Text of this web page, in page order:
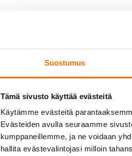
Suostumus
Tämä sivusto käyttää evästeitä
Käytämme evästeitä
Evästeiden avulla seuraamme
kumppaneillemme, ja ne voidaan
hallita evästevalintojasi milloin